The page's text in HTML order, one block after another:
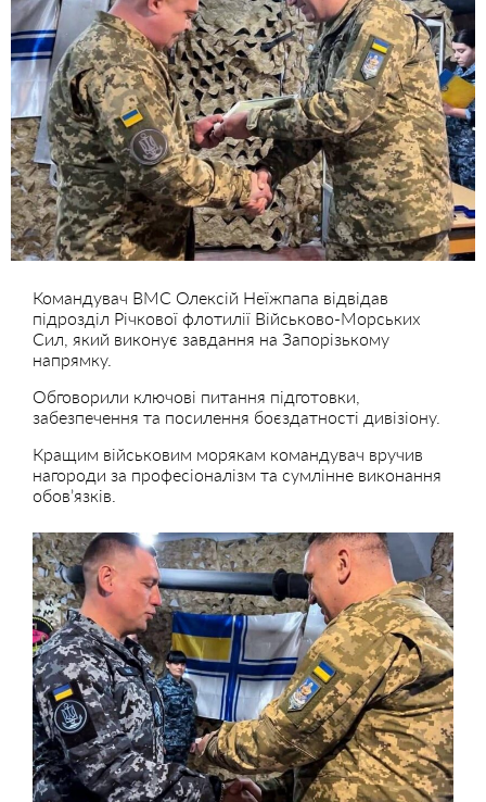
Командувач ВМС Олексій Неїжпапа відвідав
підрозділ Річкової флотилії Військово-Морських
Сил, який виконує завдання на Запорізькому
напрямку.
Обговорили ключові питання підготовки,
забезпечення та посилення боєздатності дивізіону.
Кращим військовим морякам командувач вручив
нагороди за професіоналізм та сумлінне виконання
обовʼязків.